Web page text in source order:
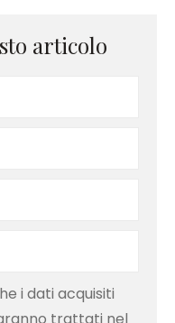
articolo
i dati acquisiti